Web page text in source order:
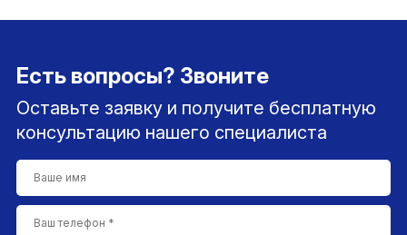
Есть вопросы? Звоните
Оставьте заявку и получите бесплатную
консультацию нашего специалиста